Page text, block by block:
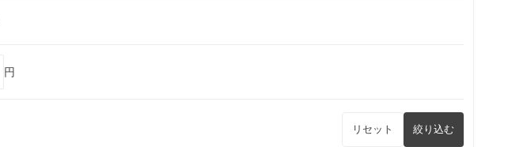
円
リセット 絞り込む